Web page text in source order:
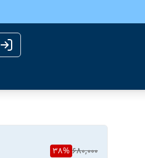
680,000
38%